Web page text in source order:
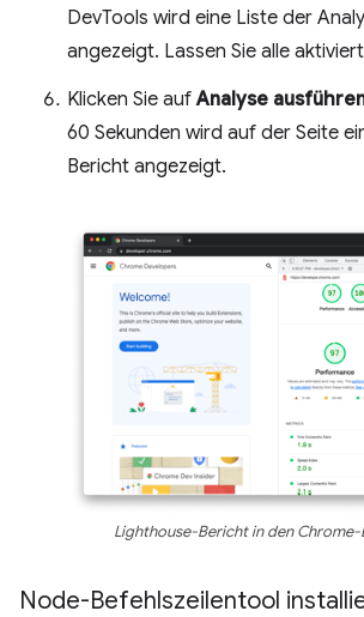
DevTools wird eine Liste der
angezeigt. Lassen Sie alle
Klicken Sie aufAnalyse
60 Sekunden wird auf der Seite
Bericht angezeigt.
Lighthouse-Bericht in den
Node-Befehlszeilentool